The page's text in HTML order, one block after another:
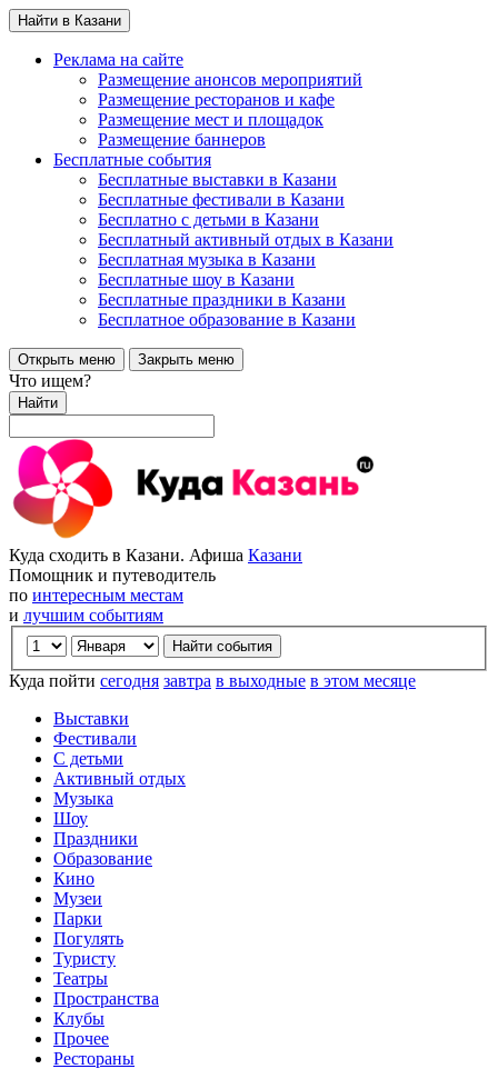
Найти в Казани
Реклама на сайте
Размещение анонсов мероприятий
Размещение ресторанов и кафе
Размещение мест и площадок
Размещение баннеров
Бесплатные события
Бесплатные выставки в Казани
Бесплатные фестивали в Казани
Бесплатно с детьми в Казани
Бесплатный активный отдых в Казани
Бесплатная музыка в Казани
Бесплатные шоу в Казани
Бесплатные праздники в Казани
Бесплатное образование в Казани
Открыть меню Закрыть меню
Что ищем?
Найти
Куда сходить в Казани. Афиша Казани
Помощник и путеводитель
по интересным местам
и лучшим событиям
Куда пойти сегодня завтра в выходные в этом месяце
Выставки
Фестивали
С детьми
Активный отдых
Музыка
Шоу
Праздники
Образование
Кино
Музеи
Парки
Погулять
Туристу
Театры
Пространства
Клубы
Прочее
Рестораны